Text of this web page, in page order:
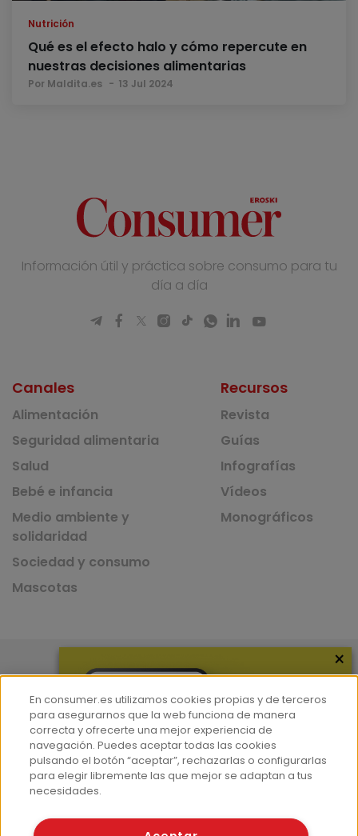
Nutrición
Qué es el efecto halo y cómo repercute en
nuestras decisiones alimentarias
Por Maldita.es 13 Jul 2024
Información útil y práctica sobre consumo para tu
día a día
Canales
Alimentación
Seguridad alimentaria
Salud
Bebé e infancia
Medio ambiente y
solidaridad
Sociedad y consumo
Mascotas
Recursos
Revista
Guías
Infografías
Vídeos
Monográficos
Nuestras Apps
App de recetas
App del Camino de Santiago
×
En consumer.es utilizamos cookies propias y de terceros
para asegurarnos que la web funciona de manera
correcta y ofrecerte una mejor experiencia de
navegación. Puedes aceptar todas las cookies
pulsando el botón “aceptar”, rechazarlas o configurarlas
para elegir libremente las que mejor se adaptan a tus
necesidades.